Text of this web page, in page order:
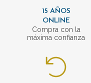
15 AÑOS
ONLINE
Compra con la
máxima confianza